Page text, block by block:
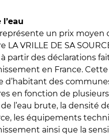
un prix moyen
LA VRILLE DE SA
partir des déclarations
en France.
d’habitant des
en fonction de
l’eau brute, la densité
les équipements
ainsi que la